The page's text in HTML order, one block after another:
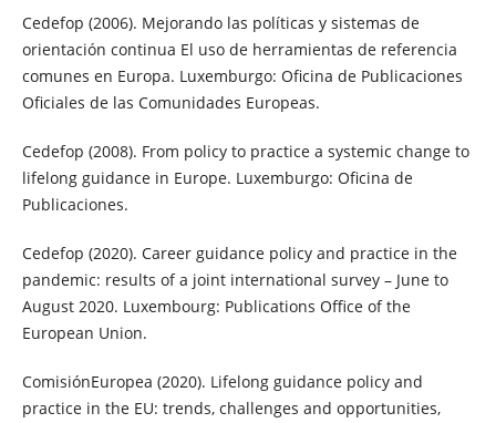
Cedefop (2006). Mejorando las políticas y sistemas de
orientación continua El uso de herramientas de referencia
comunes en Europa. Luxemburgo: Oficina de Publicaciones
Oficiales de las Comunidades Europeas.
Cedefop (2008). From policy to practice a systemic change to
lifelong guidance in Europe. Luxemburgo: Oficina de
Publicaciones.
Cedefop (2020). Career guidance policy and practice in the
pandemic: results of a joint international survey – June to
August 2020. Luxembourg: Publications Office of the
European Union.
ComisiónEuropea (2020). Lifelong guidance policy and
practice in the EU: trends, challenges and opportunities,